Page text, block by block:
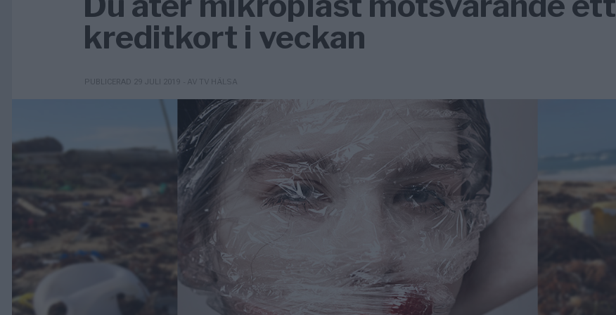
kreditkort i veckan
PUBLICERAD 29 JULI 2019 - AV TV HÄLSA